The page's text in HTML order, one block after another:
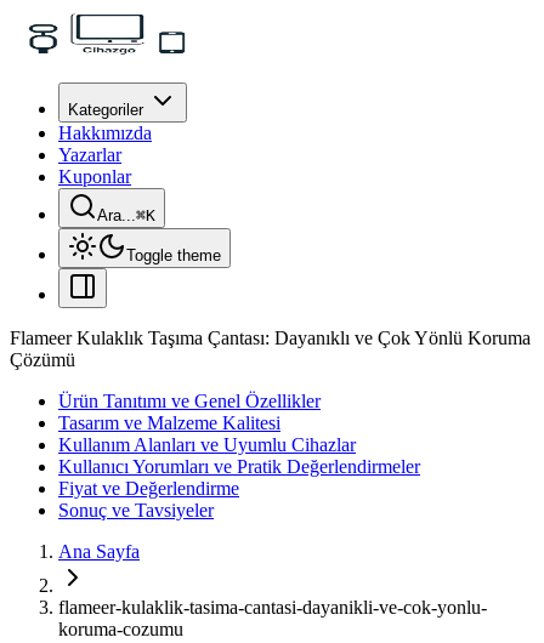
Kategoriler
Hakkımızda
Yazarlar
Kuponlar
Ara...⌘K
Toggle theme
Flameer Kulaklık Taşıma Çantası: Dayanıklı ve Çok Yönlü Koruma
Çözümü
Ürün Tanıtımı ve Genel Özellikler
Tasarım ve Malzeme Kalitesi
Kullanım Alanları ve Uyumlu Cihazlar
Kullanıcı Yorumları ve Pratik Değerlendirmeler
Fiyat ve Değerlendirme
Sonuç ve Tavsiyeler
Ana Sayfa
flameer-kulaklik-tasima-cantasi-dayanikli-ve-cok-yonlu-
koruma-cozumu